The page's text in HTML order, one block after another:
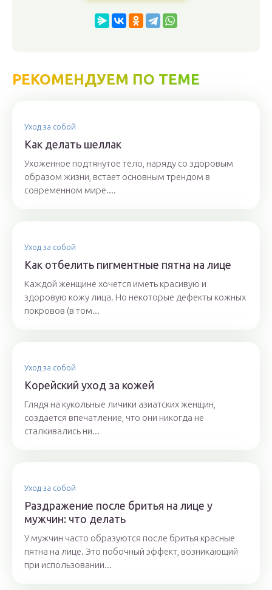
РЕКОМЕНДУЕМ ПО ТЕМЕ
Уход за собой
Как делать шеллак
Ухоженное подтянутое тело, наряду со здоровым
образом жизни, встает основным трендом в
современном мире....
Уход за собой
Как отбелить пигментные пятна на лице
Каждой женщине хочется иметь красивую и
здоровую кожу лица. Но некоторые дефекты кожных
покровов (в том...
Уход за собой
Корейский уход за кожей
Глядя на кукольные личики азиатских женщин,
создается впечатление, что они никогда не
сталкивались ни...
Уход за собой
Раздражение после бритья на лице у
мужчин: что делать
У мужчин часто образуются после бритья красные
пятна на лице. Это побочный эффект, возникающий
при использовании...